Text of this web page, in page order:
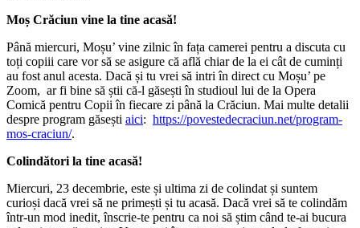
Moș Crăciun vine la tine acasă!
Până miercuri, Moșu’ vine zilnic în fața camerei pentru a discuta cu
toți copiii care vor să se asigure că află chiar de la ei cât de cuminți
au fost anul acesta. Dacă și tu vrei să intri în direct cu Moșu’ pe
Zoom, ar fi bine să știi că-l găsești în studioul lui de la Opera
Comică pentru Copii în fiecare zi până la Crăciun. Mai multe detalii
despre program găsești aici: https://povestedecraciun.net/program-
mos-craciun/.
Colindători la tine acasă!
Miercuri, 23 decembrie, este și ultima zi de colindat și suntem
curioși dacă vrei să ne primești și tu acasă. Dacă vrei să te colindăm
într-un mod inedit, înscrie-te pentru ca noi să știm când te-ai bucura